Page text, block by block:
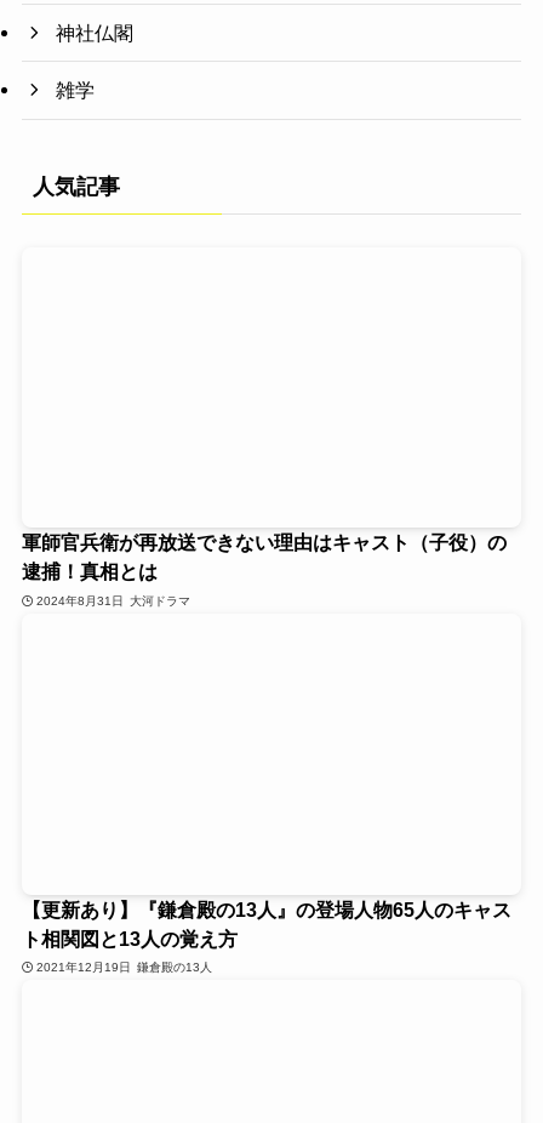
神社仏閣
雑学
人気記事
軍師官兵衛が再放送できない理由はキャスト（子役）の
逮捕！真相とは
2024年8月31日 大河ドラマ
【更新あり】『鎌倉殿の13人』の登場人物65人のキャス
ト相関図と13人の覚え方
2021年12月19日 鎌倉殿の13人